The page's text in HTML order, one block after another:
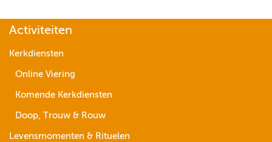
Activiteiten
Kerkdiensten
Online Viering
Komende Kerkdiensten
Doop, Trouw & Rouw
Levensmomenten & Rituelen